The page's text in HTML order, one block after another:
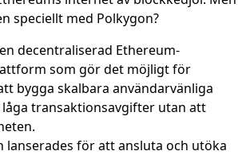
speciellt med Polkygon?
decentraliserad Ethereum-
som gör det möjligt för
bygga skalbara användarvänliga
låga transaktionsavgifter utan att
lanserades för att ansluta och utöka